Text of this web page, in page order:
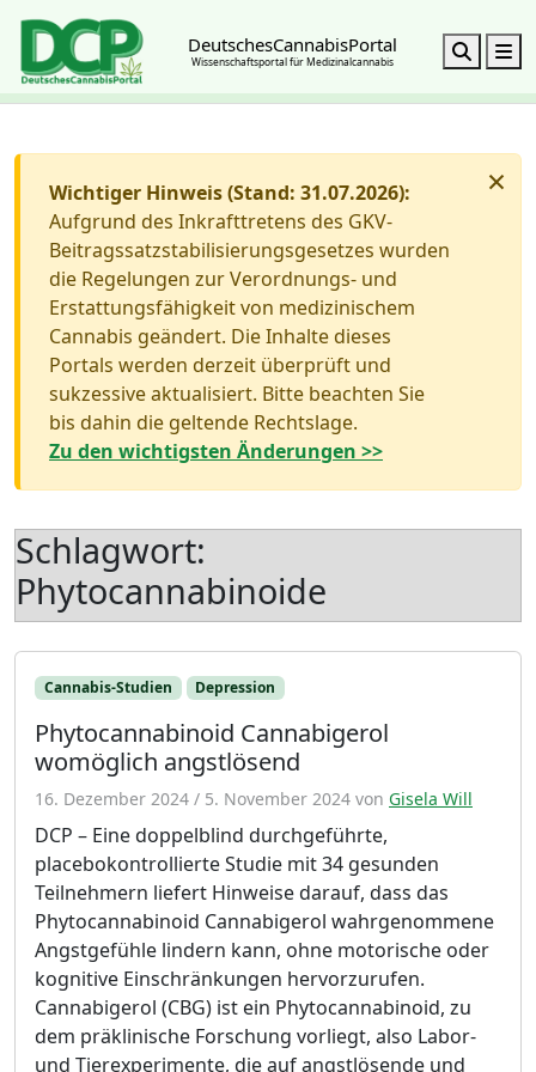
DeutschesCannabisPortal
Wissenschaftsportal für Medizinalcannabis Search
×
Wichtiger Hinweis (Stand: 31.07.2026):
Aufgrund des Inkrafttretens des GKV-
Beitragssatzstabilisierungsgesetzes wurden
die Regelungen zur Verordnungs- und
Erstattungsfähigkeit von medizinischem
Cannabis geändert. Die Inhalte dieses
Portals werden derzeit überprüft und
sukzessive aktualisiert. Bitte beachten Sie
bis dahin die geltende Rechtslage.
Zu den wichtigsten Änderungen >>
Schlagwort:
Phytocannabinoide
Cannabis-Studien Depression
Phytocannabinoid Cannabigerol
womöglich angstlösend
16. Dezember 2024 / 5. November 2024 von Gisela Will
DCP – Eine doppelblind durchgeführte,
placebokontrollierte Studie mit 34 gesunden
Teilnehmern liefert Hinweise darauf, dass das
Phytocannabinoid Cannabigerol wahrgenommene
Angstgefühle lindern kann, ohne motorische oder
kognitive Einschränkungen hervorzurufen.
Cannabigerol (CBG) ist ein Phytocannabinoid, zu
dem präklinische Forschung vorliegt, also Labor-
und Tierexperimente, die auf angstlösende und